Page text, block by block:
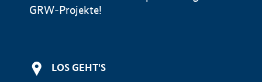
GRW-Projekte!
LOS GEHT'S